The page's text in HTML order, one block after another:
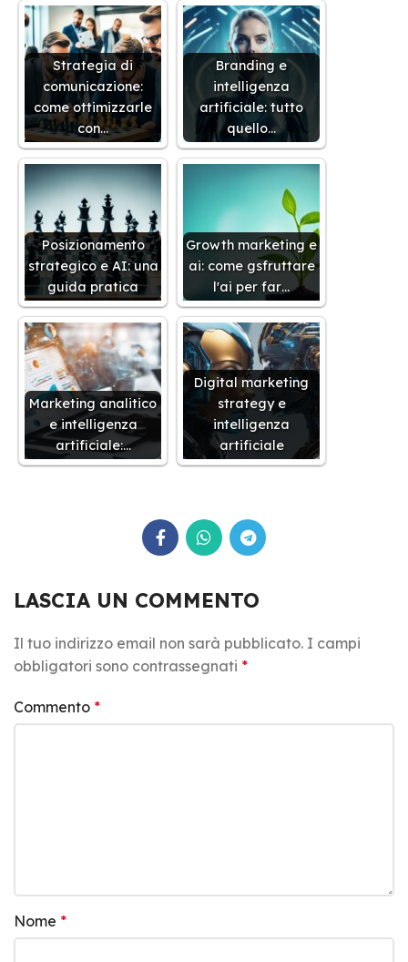
Strategia di
comunicazione:
come ottimizzarle
con…
Branding e
intelligenza
artificiale: tutto
quello…
Posizionamento
strategico e AI: una
guida pratica
Growth marketing e
ai: come gsfruttare
l'ai per far…
Marketing analitico
e intelligenza
artificiale:…
Digital marketing
strategy e
intelligenza
artificiale
LASCIA UN COMMENTO
Il tuo indirizzo email non sarà pubblicato. I campi
obbligatori sono contrassegnati *
Commento *
Nome *